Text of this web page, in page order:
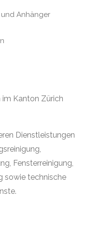
Anhänger
im Kanton Zürich
Dienstleistungen
Fensterreinigung,
sowie technische